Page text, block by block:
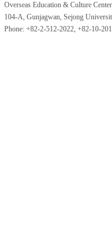
Overseas Education & Culture
104-A, Gunjagwan, Sejong
Phone: +82-2-512-2022, +82-10-